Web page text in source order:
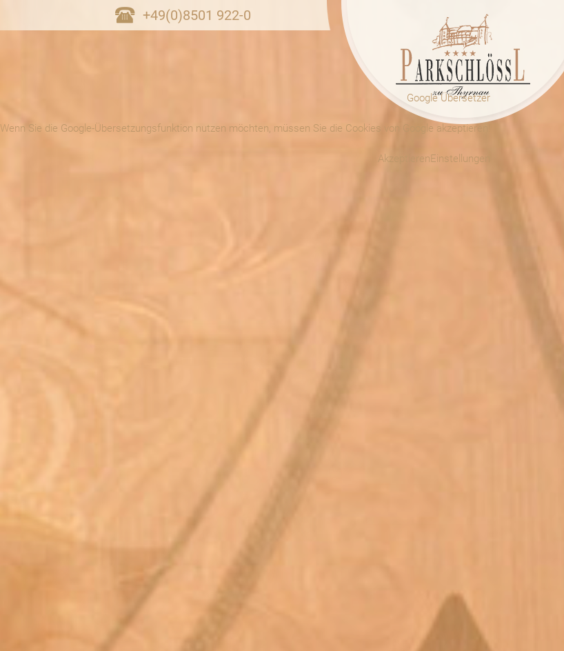
+49(0)8501 922-0
Google Übersetzer
Wenn Sie die Google-Übersetzungsfunktion nutzen möchten, müssen Sie die Cookies von Google akzeptieren!
AkzeptierenEinstellungen